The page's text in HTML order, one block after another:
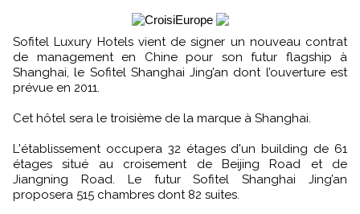
Sofitel Luxury Hotels vient de signer un nouveau contrat
de management en Chine pour son futur flagship à
Shanghai, le Sofitel Shanghai Jing’an dont l’ouverture est
prévue en 2011.
Cet hôtel sera le troisième de la marque à Shanghai.
L'établissement occupera 32 étages d'un building de 61
étages situé au croisement de Beijing Road et de
Jiangning Road. Le futur Sofitel Shanghai Jing’an
proposera 515 chambres dont 82 suites.